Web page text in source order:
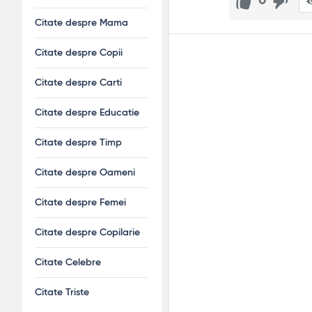
Citate despre Mama
Citate despre Copii
Citate despre Carti
Citate despre Educatie
Citate despre Timp
Citate despre Oameni
Citate despre Femei
Citate despre Copilarie
Citate Celebre
Citate Triste